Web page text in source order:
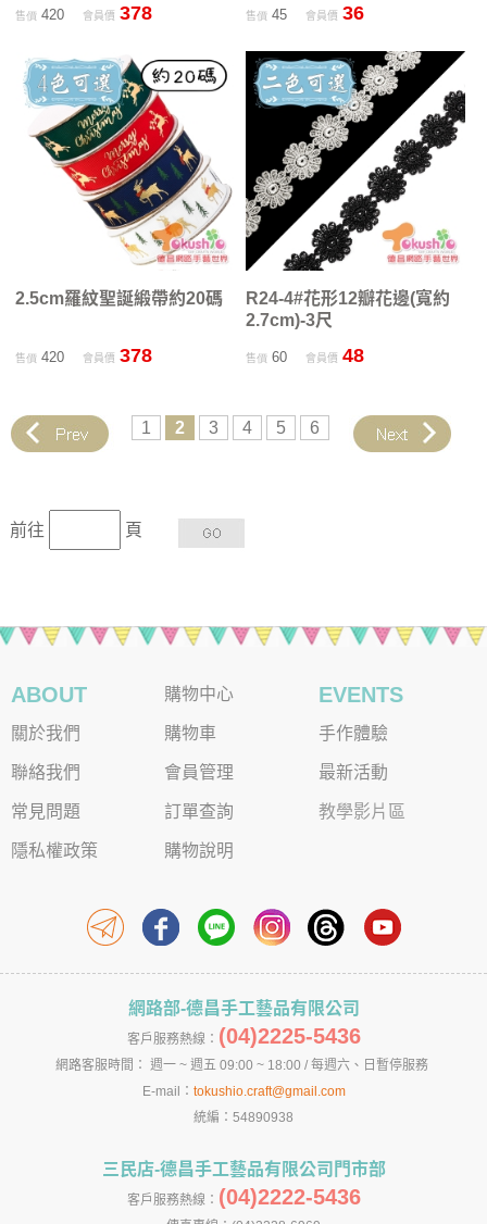
售價420 會員價 378 售價 45 會員價 36
2.5cm羅紋聖誕緞帶約20碼
售價420 會員價 378
R24-4#花形12瓣花邊(寬約
2.7cm)-3尺
售價 60 會員價 48
1 2 3 4 5 6
前往 頁
ABOUT
關於我們
聯絡我們
常見問題
隱私權政策
購物中心
購物車
會員管理
訂單查詢
購物說明
EVENTS
手作體驗
最新活動
教學影片區
網路部-德昌手工藝品有限公司
客戶服務熱線： (04)2225-5436
網路客服時間： 週一 ~ 週五 09:00 ~ 18:00 / 每週六、日暫停服務
E-mail： tokushio.craft@gmail.com
統編：54890938
三民店-德昌手工藝品有限公司門市部
客戶服務熱線： (04)2222-5436